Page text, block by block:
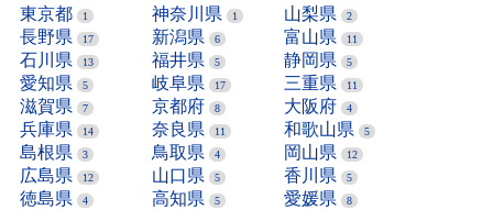
東京都 1 神奈川県 1 山梨県 2
長野県 17 新潟県 6 富山県 11
石川県 13 福井県 5 静岡県 5
愛知県 5 岐阜県 17 三重県 11
滋賀県 7 京都府 8 大阪府 4
兵庫県 14 奈良県 11 和歌山県 5
島根県 3 鳥取県 4 岡山県 12
広島県 12 山口県 5 香川県 5
徳島県 4 高知県 5 愛媛県 8